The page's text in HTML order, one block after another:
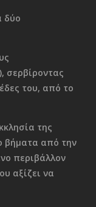
δύο
σερβίροντας
του, από το
της
βήματα από την
περιβάλλον
αξίζει να